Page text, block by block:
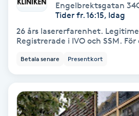
Eyeliner-tatuering
Face framing
Faceliftmassage
Fet hårbotten
Engelbrektsgatan
Tider fr. 16:15, Idag
26 års lasererfarenhet.
Registrerade i IVO och SSM.
Betala senare Presentkort